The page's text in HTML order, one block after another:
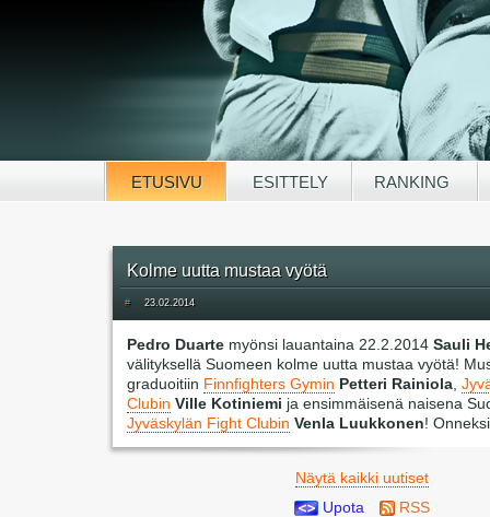
ETUSIVU ESITTELY RANKING
Kolme uutta mustaa vyötä
# 23.02.2014
Pedro Duarte myönsi lauantaina 22.2.2014 Sauli
välityksellä Suomeen kolme uutta mustaa vyötä!
graduoitiin Finnfighters Gymin Petteri Rainiola
Clubin Ville Kotiniemi ja ensimmäisenä naisena
Jyväskylän Fight Clubin Venla Luukkonen!
Näytä kaikki uutiset
Upota
RSS